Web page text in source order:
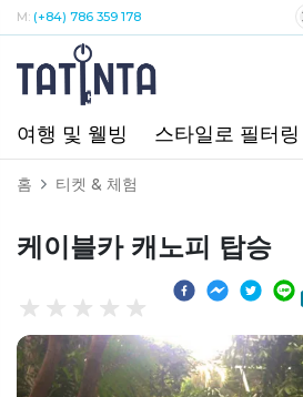
M: (+84) 786 359 178
여행 및 웰빙 스타일로 필터링
홈 티켓 & 체험
케이블카 캐노피 탑승